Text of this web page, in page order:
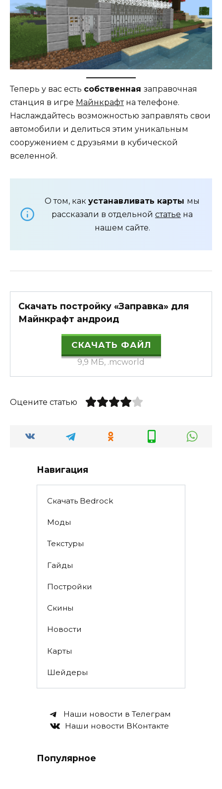
Теперь у вас есть собственная заправочная
станция в игре Майнкрафтна телефоне.
Наслаждайтесь возможностью заправлять свои
автомобили и делиться этим уникальным
сооружением с друзьями в кубической
вселенной.
О том, как устанавливать карты мы
рассказали в отдельной статье на
нашем сайте.
Скачать постройку «Заправка» для
Майнкрафт андроид
СКАЧАТЬ ФАЙЛ
9,9 МБ, .mcworld
Оцените статью
Навигация
Скачать Bedrock
Моды
Текстуры
Гайды
Постройки
Скины
Новости
Карты
Шейдеры
Наши новости в Телеграм
Наши новости ВКонтакте
Популярное